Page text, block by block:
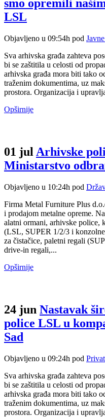
smo opremili
LSL
Objavljeno u 09:54h pod
Sva arhivska građa zahteva
bi se zaštitila u celosti od
arhivska građa mora biti tako
traženim dokumentima, uz
prostora. Organizacija i
Opširnije
01 jul Arhivske
Ministarstvo
Objavljeno u 10:24h pod
Firma Metal Furniture Plus
i prodajom metalne opreme.
alatni ormani, arhivske police,
(LSL, SUPER 1/2/3 i
za čistačice, paletni regali
drive-in regali,...
Opširnije
24 jun Nastavak
police LSL u
Sad
Objavljeno u 09:24h pod
Sva arhivska građa zahteva
bi se zaštitila u celosti od
arhivska građa mora biti tako
traženim dokumentima, uz
prostora. Organizacija i